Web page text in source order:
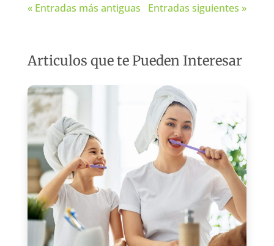
« Entradas más antiguas Entradas siguientes »
Articulos que te Pueden Interesar